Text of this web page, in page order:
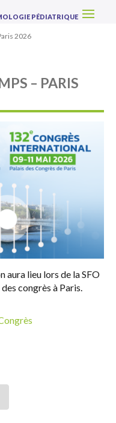
PÉDIATRIQUE
2026
– PARIS
aura lieu lors de la SFO
congrès à Paris.